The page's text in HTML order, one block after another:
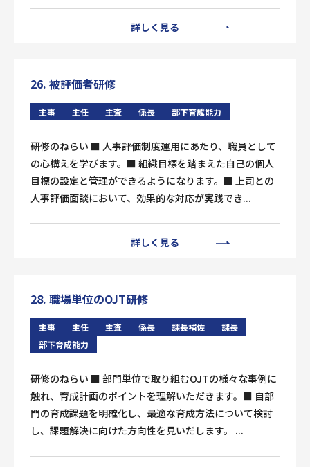
詳しく見る
26. 被評価者研修
主事 主任 主査 係長 部下育成能力
研修のねらい ■ 人事評価制度運用にあたり、職員として
の心構えを学びます。■ 組織目標を踏まえた自己の個人
目標の設定と管理ができるようになります。■ 上司との
人事評価面談において、効果的な対応が実践でき...
詳しく見る
28. 職場単位のOJT研修
主事 主任 主査 係長 課長補佐
課長
部下育成能力
研修のねらい ■ 部門単位で取り組むOJTの様々な事例に
触れ、育成計画のポイントを理解いただきます。■ 自部
門の育成課題を明確化し、最適な育成方法について検討
し、課題解決に向けた方向性を見いだします。 ...